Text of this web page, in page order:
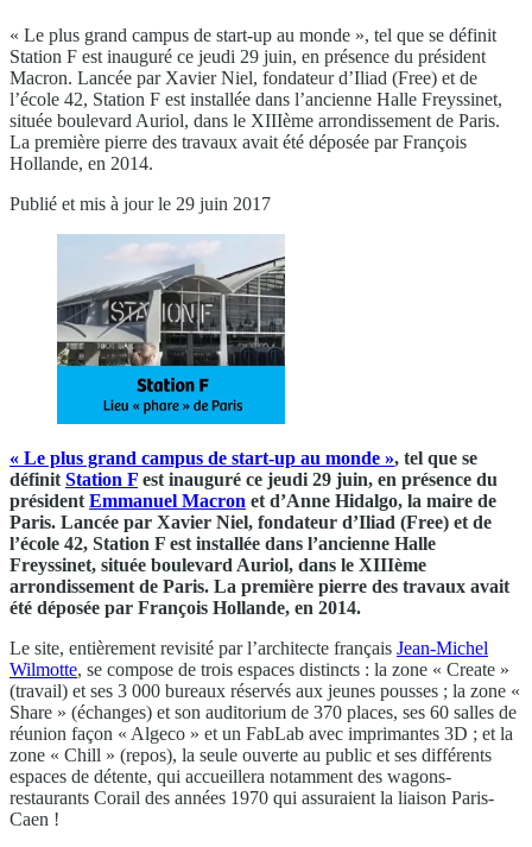
« Le plus grand campus de start-up au monde », tel que se définit
Station F est inauguré ce jeudi 29 juin, en présence du président
Macron. Lancée par Xavier Niel, fondateur d’Iliad (Free) et de
l’école 42, Station F est installée dans l’ancienne Halle Freyssinet,
située boulevard Auriol, dans le XIIIème arrondissement de Paris.
La première pierre des travaux avait été déposée par François
Hollande, en 2014.
Publié et mis à jour le 29 juin 2017
« Le plus grand campus de start-up au monde », tel que se
définit Station F est inauguré ce jeudi 29 juin, en présence du
président Emmanuel Macron et d’Anne Hidalgo, la maire de
Paris. Lancée par Xavier Niel, fondateur d’Iliad (Free) et de
l’école 42, Station F est installée dans l’ancienne Halle
Freyssinet, située boulevard Auriol, dans le XIIIème
arrondissement de Paris. La première pierre des travaux avait
été déposée par François Hollande, en 2014.
Le site, entièrement revisité par l’architecte français Jean-Michel
Wilmotte, se compose de trois espaces distincts : la zone « Create »
(travail) et ses 3 000 bureaux réservés aux jeunes pousses ; la zone «
Share » (échanges) et son auditorium de 370 places, ses 60 salles de
réunion façon « Algeco » et un FabLab avec imprimantes 3D ; et la
zone « Chill » (repos), la seule ouverte au public et ses différents
espaces de détente, qui accueillera notamment des wagons-
restaurants Corail des années 1970 qui assuraient la liaison Paris-
Caen !